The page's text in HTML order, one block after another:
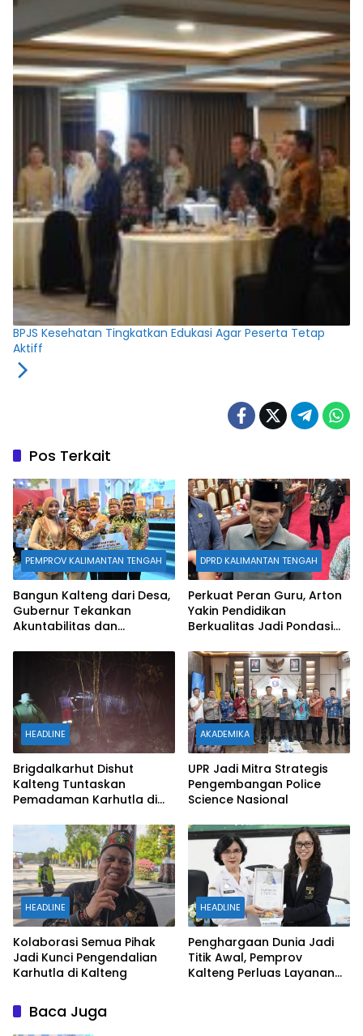
BPJS Kesehatan Tingkatkan Edukasi Agar Peserta Tetap
Aktiff
Pos Terkait
PEMPROV KALIMANTAN TENGAH
Bangun Kalteng dari Desa,
Gubernur Tekankan
Akuntabilitas dan
DPRD KALIMANTAN TENGAH
Perkuat Peran Guru, Arton
Yakin Pendidikan
Berkualitas Jadi Pondasi
HEADLINE
Brigdalkarhut Dishut
Kalteng Tuntaskan
Pemadaman Karhutla di
AKADEMIKA
UPR Jadi Mitra Strategis
Pengembangan Police
Science Nasional
HEADLINE
Kolaborasi Semua Pihak
Jadi Kunci Pengendalian
Karhutla di Kalteng
HEADLINE
Penghargaan Dunia Jadi
Titik Awal, Pemprov
Kalteng Perluas Layanan
Baca Juga